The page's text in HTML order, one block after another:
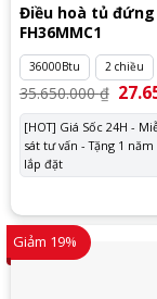
Điều hoà tủ đứng
FH36MMC1
36000Btu 2 chiều
35.650.000₫ Giá
gốc
là:
[HOT] Giá Sốc 24H -
sát tư vấn - Tặng 1
lắp đặt
Giảm 19%